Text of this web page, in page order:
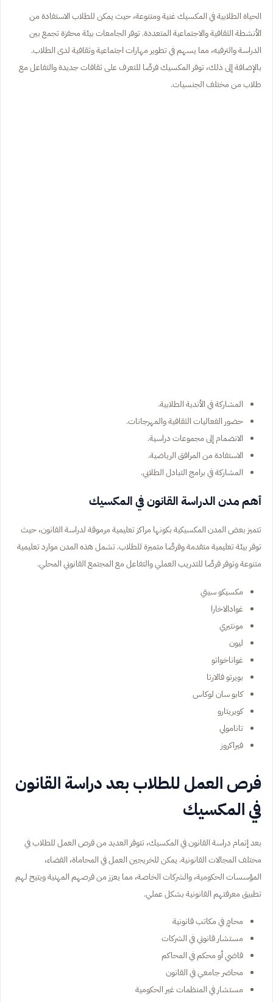
الحياة الطلابية في المكسيك غنية ومتنوعة، حيث يمكن للطلاب الاستفادة من
الأنشطة الثقافية والاجتماعية المتعددة. توفر الجامعات بيئة محفزة تجمع بين
الدراسة والترفيه، مما يسهم في تطوير مهارات اجتماعية وثقافية لدى الطلاب.
بالإضافة إلى ذلك، توفر المكسيك فرصًا للتعرف على ثقافات جديدة والتفاعل مع
طلاب من مختلف الجنسيات.
المشاركة في الأندية الطلابية.
حضور الفعاليات الثقافية والمهرجانات.
الانضمام إلى مجموعات دراسية.
الاستفادة من المرافق الرياضية.
المشاركة في برامج التبادل الطلابي.
أهم مدن الدراسة القانون في المكسيك
تتميز بعض المدن المكسيكية بكونها مراكز تعليمية مرموقة لدراسة القانون، حيث
توفر بيئة تعليمية متقدمة وفرصًا متميزة للطلاب. تشمل هذه المدن موارد تعليمية
متنوعة وتوفر فرصًا للتدريب العملي والتفاعل مع المجتمع القانوني المحلي.
مكسيكو سيتي
غوادالاخارا
مونتيري
ليون
غواناخواتو
بويرتو فالارتا
كابو سان لوكاس
كويريتارو
تانامولي
فيراكروز
فرص العمل للطلاب بعد دراسة القانون
في المكسيك
بعد إتمام دراسة القانون في المكسيك، تتوفر العديد من فرص العمل للطلاب في
مختلف المجالات القانونية. يمكن للخريجين العمل في المحاماة، القضاء،
المؤسسات الحكومية، والشركات الخاصة، مما يعزز من فرصهم المهنية ويتيح لهم
تطبيق معرفتهم القانونية بشكل عملي.
محامٍ في مكاتب قانونية
مستشار قانوني في الشركات
قاضي أو محكم في المحاكم
محاضر جامعي في القانون
مستشار في المنظمات غير الحكومية